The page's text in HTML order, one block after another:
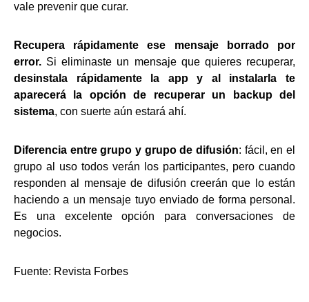
vale prevenir que curar.
Recupera rápidamente ese mensaje borrado por
error. Si eliminaste un mensaje que quieres recuperar,
desinstala rápidamente la app y al instalarla te
aparecerá la opción de recuperar un backup del
sistema, con suerte aún estará ahí.
Diferencia entre grupo y grupo de difusión: fácil, en el
grupo al uso todos verán los participantes, pero cuando
responden al mensaje de difusión creerán que lo están
haciendo a un mensaje tuyo enviado de forma personal.
Es una excelente opción para conversaciones de
negocios.
Fuente: Revista Forbes